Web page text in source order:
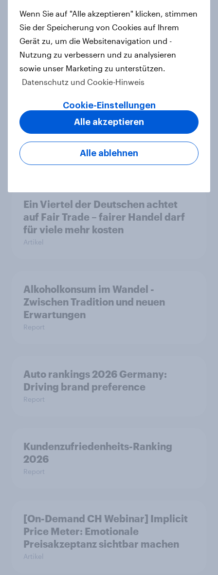
Debt, Savings & Investment Report
2026 – Deutschland
Report
Ökostromer: Offenheit für „grüne
Zukunft“ trifft auf starke
Preissensibilität
Ein Viertel der Deutschen achtet
auf Fair Trade – fairer Handel darf
für viele mehr kosten
Artikel
Alkoholkonsum im Wandel​ -
Zwischen Tradition und neuen
Erwartungen
Report
Auto rankings 2026 Germany:
Driving brand preference
Report
Kundenzufriedenheits-Ranking
2026
Report
[On-Demand CH Webinar] Implicit
Price Meter: Emotionale
Preisakzeptanz sichtbar machen
Artikel
Wenn Sie auf "Alle akzeptieren" klicken, stimmen
Sie der Speicherung von Cookies auf Ihrem
Gerät zu, um die Websitenavigation und -
Nutzung zu verbessern und zu analysieren
sowie unser Marketing zu unterstützen.
Datenschutz und Cookie-Hinweis
Cookie-Einstellungen
Alle ablehnen
Alle akzeptieren